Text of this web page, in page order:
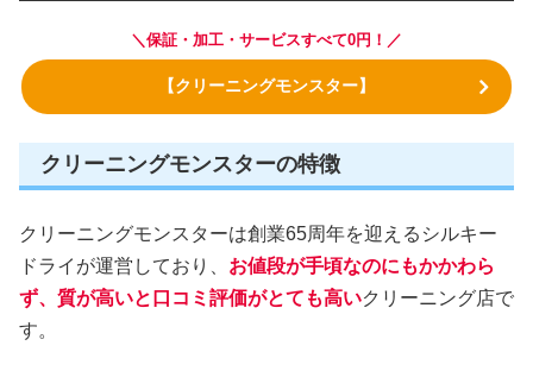
＼保証・加工・サービスすべて0円！／
【クリーニングモンスター】
クリーニングモンスターの特徴
クリーニングモンスターは創業65周年を迎えるシルキー
ドライが運営しており、 お値段が手頃なのにもかかわら
ず、質が高いと口コミ評価がとても高いクリーニング店で
す。